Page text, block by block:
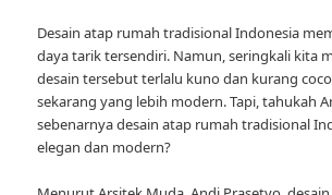
Desain atap rumah tradisional Indonesia
daya tarik tersendiri. Namun, seringkali kita
desain tersebut terlalu kuno dan kurang
sekarang yang lebih modern. Tapi, tahukah
sebenarnya desain atap rumah tradisional
elegan dan modern?